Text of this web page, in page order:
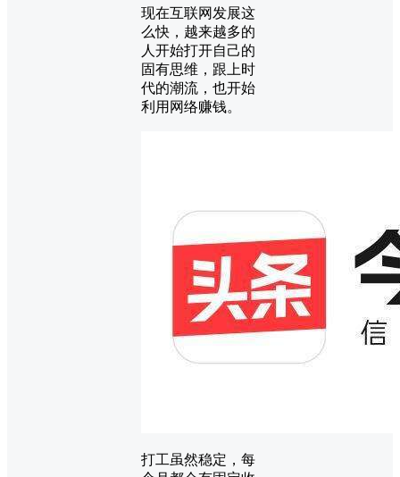
现在互联网发展这
么快，越来越多的
人开始打开自己的
固有思维，跟上时
代的潮流，也开始
利用网络赚钱。
打工虽然稳定，每